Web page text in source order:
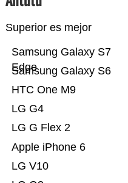
Superior es mejor
LG V10
Apple iPhone 6
LG G Flex 2
LG G4
HTC One M9
Samsung Galaxy S6
Samsung Galaxy S7
Edge